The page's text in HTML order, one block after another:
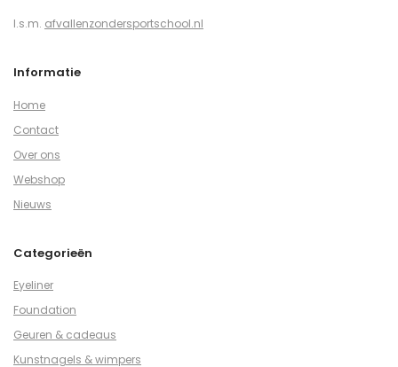
I.s.m. afvallenzondersportschool.nl
Informatie
Home
Contact
Over ons
Webshop
Nieuws
Categorieën
Eyeliner
Foundation
Geuren & cadeaus
Kunstnagels & wimpers